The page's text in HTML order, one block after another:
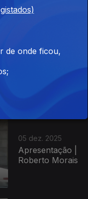
09 dez. 2025
05 dez. 2025
Apresentação |
Roberto Morais
de onde ficou,